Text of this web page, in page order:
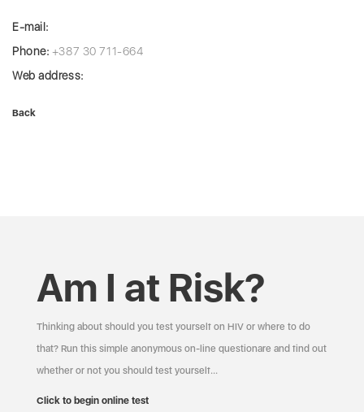
E-mail:
Phone: +387 30 711-664
Web address:
Back
Am I at Risk?
Thinking about should you test yourself on HIV or where to do
that? Run this simple anonymous on-line questionare and find out
whether or not you should test yourself…
Click to begin online test